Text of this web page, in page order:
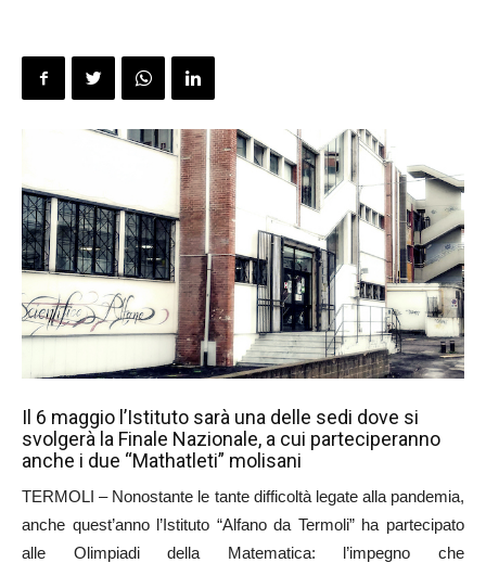
Il 6 maggio l’Istituto sarà una delle sedi dove si
svolgerà la Finale Nazionale, a cui parteciperanno
anche i due “Mathatleti” molisani
TERMOLI – Nonostante le tante difficoltà legate alla pandemia,
anche quest’anno l’Istituto “Alfano da Termoli” ha partecipato
alle Olimpiadi della Matematica: l’impegno che